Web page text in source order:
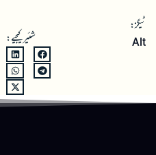
ٹیگز:
Alt شئیر کیجیے: